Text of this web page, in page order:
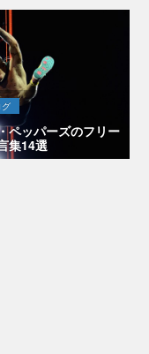
グ
ペッパーズのフリー
集14選